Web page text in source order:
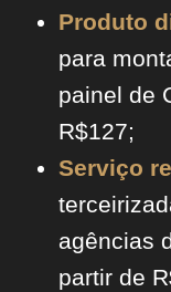
Produto
para
painel de
R$127;
Serviço
agências
partir de